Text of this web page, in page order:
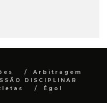
Arbitragem
DISCIPLINAR
Égol